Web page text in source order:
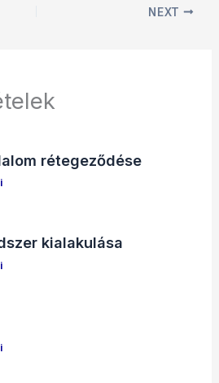
NEXT
rétegeződése
kialakulása